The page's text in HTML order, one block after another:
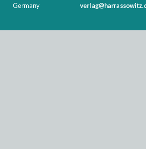
Germany